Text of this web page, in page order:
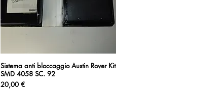
Vista rapida
Sistema anti bloccaggio Austin Rover Kit
SMD 4058 SC. 92
Prezzo
20,00 €